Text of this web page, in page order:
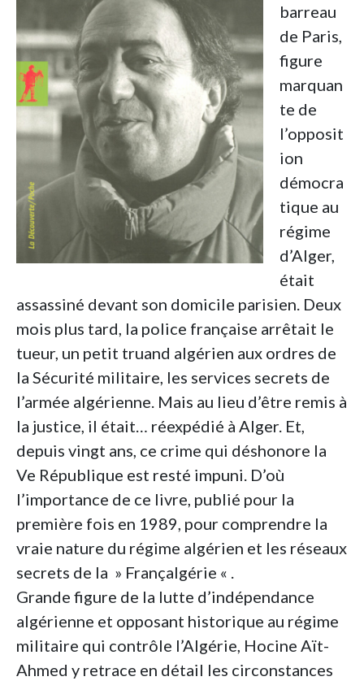
barreau
de Paris,
figure
marquan
te de
l’opposit
ion
démocra
tique au
régime
d’Alger,
était
assassiné devant son domicile parisien. Deux
mois plus tard, la police française arrêtait le
tueur, un petit truand algérien aux ordres de
la Sécurité militaire, les services secrets de
l’armée algérienne. Mais au lieu d’être remis à
la justice, il était… réexpédié à Alger. Et,
depuis vingt ans, ce crime qui déshonore la
Ve République est resté impuni. D’où
l’importance de ce livre, publié pour la
première fois en 1989, pour comprendre la
vraie nature du régime algérien et les réseaux
secrets de la » Françalgérie « .
Grande figure de la lutte d’indépendance
algérienne et opposant historique au régime
militaire qui contrôle l’Algérie, Hocine Aït-
Ahmed y retrace en détail les circonstances